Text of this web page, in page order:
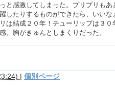
と感激してしまった。プリプリもあ
したりするものができたら、いいな
は結成２０年！チューリップは３０
。胸がきゅんとしまくりだった。
| 個別ページ